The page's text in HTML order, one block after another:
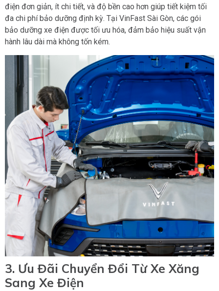
điện đơn giản, ít chi tiết, và độ bền cao hơn giúp tiết kiệm tối
đa chi phí bảo dưỡng định kỳ. Tại VinFast Sài Gòn, các gói
bảo dưỡng xe điện được tối ưu hóa, đảm bảo hiệu suất vận
hành lâu dài mà không tốn kém.
3. Ưu Đãi Chuyển Đổi Từ Xe Xăng
Sang Xe Điện